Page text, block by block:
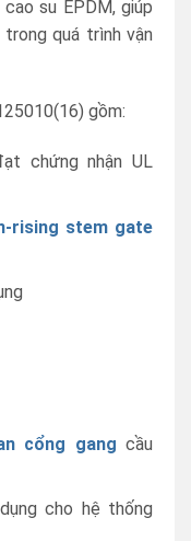
su EPDM, giúp
quá trình vận
gồm:
chứng nhận UL
rising stem gate
cổng gang cầu
cho hệ thống